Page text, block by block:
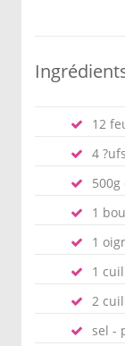
12
4 ?ufs
1
1
1
2
sel -